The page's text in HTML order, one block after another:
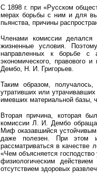
С 1898 г. при «Русском
мерах борьбы с ним и для
пьянства, причины
Членами комиссии делался
жизненные условия.
направленных к борьбе с
экономического, правового
Дембо, Н. И. Григорьев.
Таким образом,
утративших или
имевших материальной базы,
Вторая причина, которая
комиссии Л. И. Дембо
Миф оказавшийся
даже полезен. При этом
рассматриваться в качестве
«Чем объясняется
физиологическим
отсутствием здоровых